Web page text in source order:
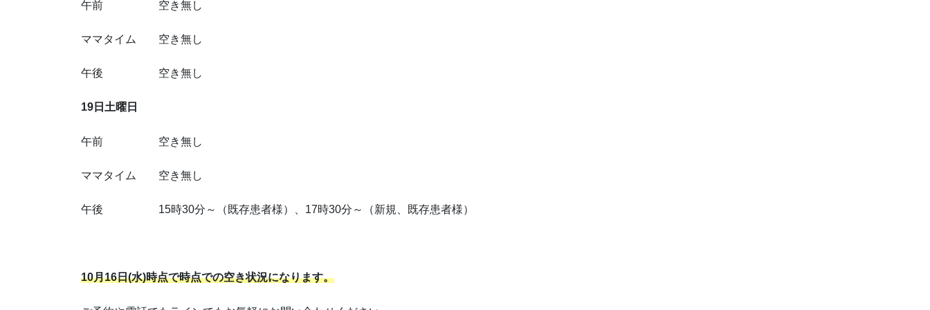
午前 空き無し
ママタイム 空き無し
午後 空き無し
19日土曜日
午前 空き無し
ママタイム 空き無し
午後 15時30分～（既存患者様）、17時30分～（新規、既存患者様）
10月16日(水)時点で時点での空き状況になります。